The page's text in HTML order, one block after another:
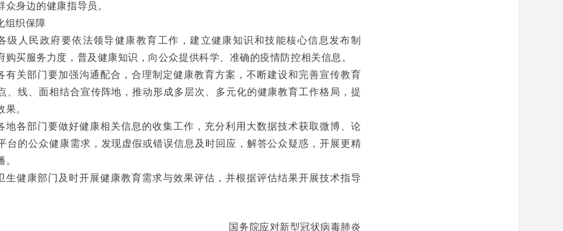
众身边的健康指导员。
组织保障
级人民政府要依法领导健康教育工作，建立健康知识和技能核心信息发布制
购买服务力度，普及健康知识，向公众提供科学、准确的疫情防控相关信息。
有关部门要加强沟通配合，合理制定健康教育方案，不断建设和完善宣传教育
、线、面相结合宣传阵地，推动形成多层次、多元化的健康教育工作格局，提
果。
地各部门要做好健康相关信息的收集工作，充分利用大数据技术获取微博、论
台的公众健康需求，发现虚假或错误信息及时回应，解答公众疑惑，开展更精
生健康部门及时开展健康教育需求与效果评估，并根据评估结果开展技术指导
国务院应对新型冠状病毒肺炎